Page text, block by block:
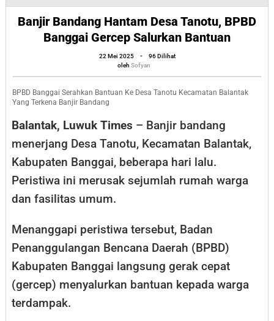
Bandang
Hantam
Desa
Tanotu,
BPBD
Banggai
Salurkan
Bantuan
Banjir Bandang Hantam Desa Tanotu, BPBD
Banggai Gercep Salurkan Bantuan
22 Mei 2025
oleh
Sofyan
-
96 Dilihat
oleh Sofyan
BPBD Banggai Serahkan Bantuan Ke Desa Tanotu Kecamatan Balantak
Yang Terkena Banjir Bandang
Balantak, Luwuk Times – Banjir bandang
menerjang Desa Tanotu, Kecamatan Balantak,
Kabupaten Banggai, beberapa hari lalu.
Peristiwa ini merusak sejumlah rumah warga
dan fasilitas umum.
Menanggapi peristiwa tersebut, Badan
Penanggulangan Bencana Daerah (BPBD)
Kabupaten Banggai langsung gerak cepat
(gercep) menyalurkan bantuan kepada warga
terdampak.